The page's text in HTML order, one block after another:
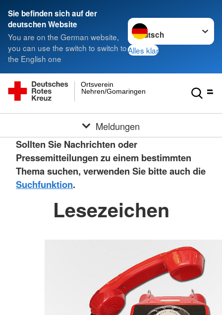
Sie befinden sich auf der
deutschen Website
You are on the German website,
you can use the switch to switch to
the English one
Sprache wechseln zu
Alles klar
Nehren/Gomaringen
Ortsverein
Meldungen
Sollten Sie Nachrichten oder
Pressemitteilungen zu einem bestimmten
Thema suchen, verwenden Sie bitte auch die
Suchfunktion.
Lesezeichen